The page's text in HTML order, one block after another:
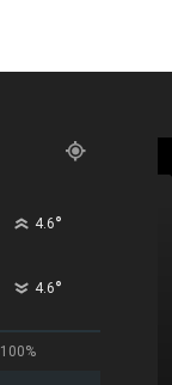
4.6°
4.6°
100%